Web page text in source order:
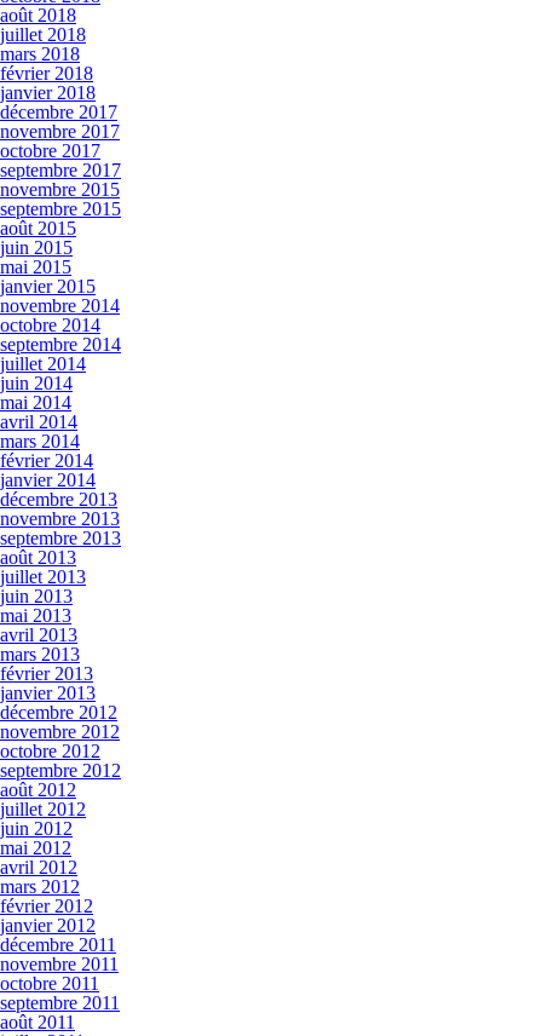
août 2018
juillet 2018
mars 2018
février 2018
janvier 2018
décembre 2017
novembre 2017
octobre 2017
septembre 2017
novembre 2015
septembre 2015
août 2015
juin 2015
mai 2015
janvier 2015
novembre 2014
octobre 2014
septembre 2014
juillet 2014
juin 2014
mai 2014
avril 2014
mars 2014
février 2014
janvier 2014
décembre 2013
novembre 2013
septembre 2013
août 2013
juillet 2013
juin 2013
mai 2013
avril 2013
mars 2013
février 2013
janvier 2013
décembre 2012
novembre 2012
octobre 2012
septembre 2012
août 2012
juillet 2012
juin 2012
mai 2012
avril 2012
mars 2012
février 2012
janvier 2012
décembre 2011
novembre 2011
octobre 2011
septembre 2011
août 2011